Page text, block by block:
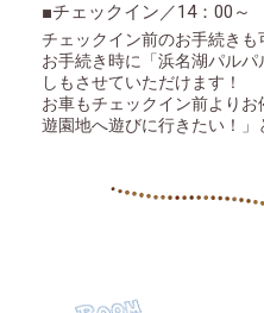
■チェックイン／14：00～
チェックイン前のお手続きも
お手続き時に「浜名湖パル
しもさせていただけます！
お車もチェックイン前より
遊園地へ遊びに行きたい！」